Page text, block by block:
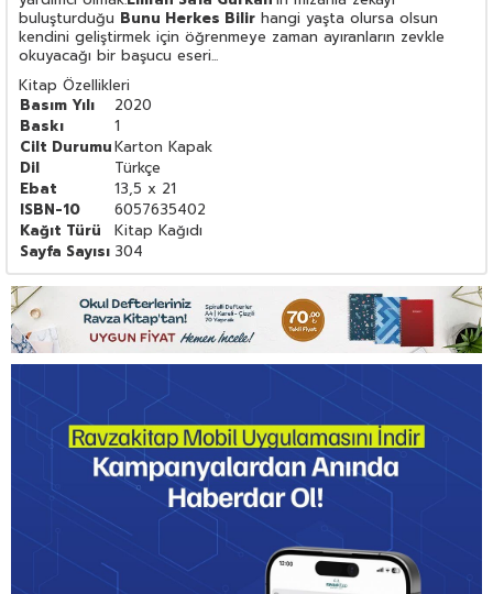
buluşturduğu Bunu Herkes Bilir hangi yaşta olursa olsun
kendini geliştirmek için öğrenmeye zaman ayıranların zevkle
okuyacağı bir başucu eseri...
Kitap Özellikleri
Basım Yılı
2020
Baskı
1
Cilt DurumuKarton Kapak
Dil
Türkçe
Ebat
13,5 x 21
ISBN-10
6057635402
Kağıt Türü
Kitap Kağıdı
Sayfa Sayısı 304